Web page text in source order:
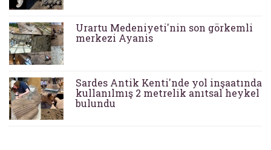
Urartu Medeniyeti'nin son görkemli
merkezi Ayanis
Sardes Antik Kenti'nde yol inşaatında
kullanılmış 2 metrelik anıtsal heykel
bulundu